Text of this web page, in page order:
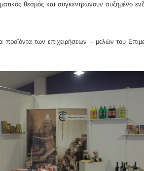
θεσμός και συγκεντρώνουν αυξημένο
των επιχειρήσεων – μελών του